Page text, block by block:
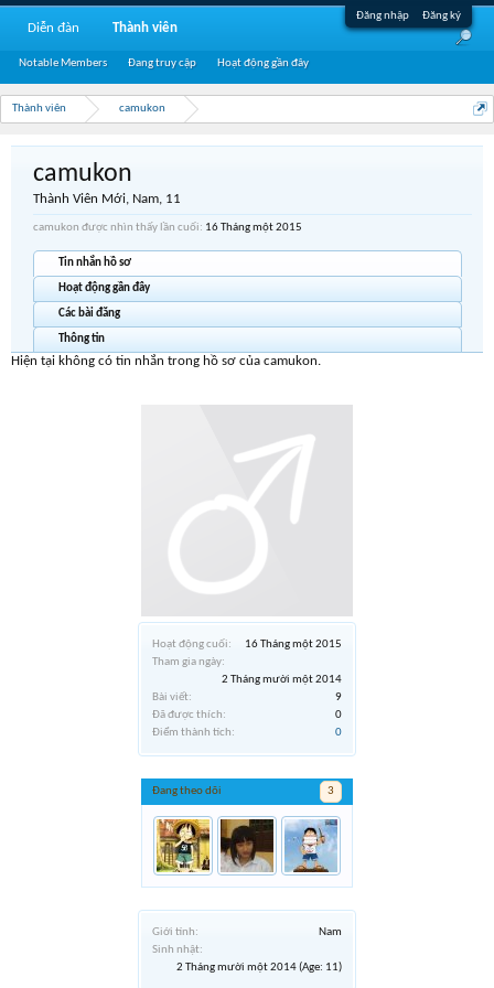
Đăng nhập Đăng ký
Thành viên camukon
Hoạt động cuối:
16 Tháng một 2015
Tham gia ngày:
2 Tháng mười một 2014
Bài viết:
9
Đã được thích:
0
Điểm thành tích:
0
Đang theo dõi 3
Giới tính:
Nam
Sinh nhật:
2 Tháng mười một 2014(Age: 11)
camukon
Thành Viên Mới, Nam, 11
camukon được nhìn thấy lần cuối: 16 Tháng một 2015
Tin nhắn hồ sơ
Hoạt động gần đây
Các bài đăng
Thông tin
Hiện tại không có tin nhắn trong hồ sơ của camukon.
Diễn đàn Thành viên
Notable Members Đang truy cập Hoạt động gần đây